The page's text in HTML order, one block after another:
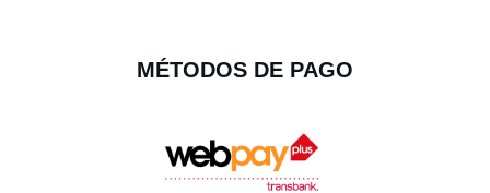
MÉTODOS DE PAGO